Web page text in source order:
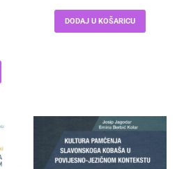
DODAJ U KOŠARICU